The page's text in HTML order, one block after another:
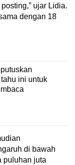
ujar Lidia.
dengan 18
ini untuk
di bawah
puluhan juta